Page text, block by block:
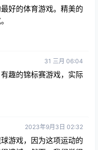
，但对于一些不熟练的
。游戏很有趣，但希望
好的体育游戏。精美的